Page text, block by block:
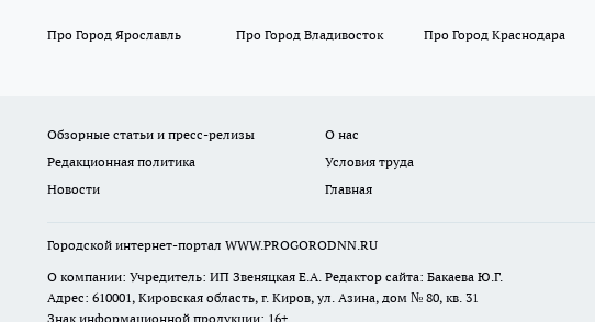
Про Город Ярославль Про Город Владивосток Про Город Краснодара
Обзорные статьи и пресс-релизы О нас
Редакционная политика
Условия труда
Новости
Главная
Городской интернет-портал WWW.PROGORODNN.RU
О компании: Учредитель: ИП Звеняцкая Е.А. Редактор сайта: Бакаева Ю.Г.
Адрес: 610001, Кировская область, г. Киров, ул. Азина, дом № 80, кв. 31
Знак информационной продукции: 16+